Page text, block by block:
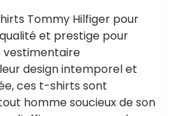
Tommy Hilfiger pour
et prestige pour
vestimentaire
design intemporel et
ces t-shirts sont
homme soucieux de son